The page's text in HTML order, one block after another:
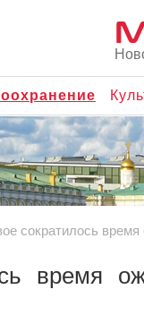
сократилось время
время